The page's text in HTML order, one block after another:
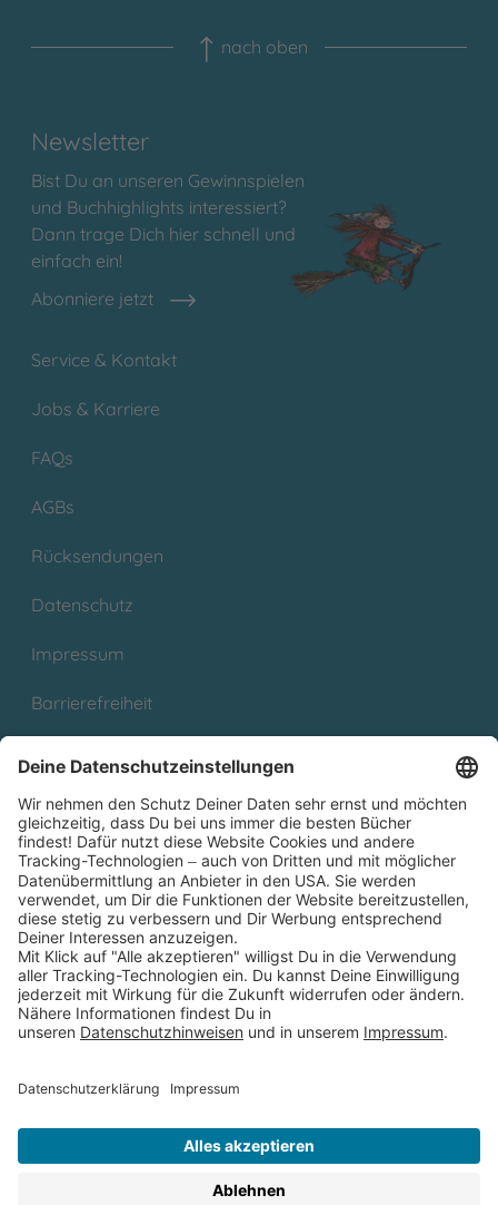
nach oben
Newsletter
Bist Du an unseren Gewinnspielen
und Buchhighlights interessiert?
Dann trage Dich hier schnell und
einfach ein!
Abonniere jetzt
Service & Kontakt
Jobs & Karriere
FAQs
AGBs
Rücksendungen
Datenschutz
Impressum
Barrierefreiheit
Partnerprogramm (Affiliate)
Folge uns auf
* Versandkostenfrei ab 9,00 € Bestellwert innerhalb
Deutschlands
** Lieferzeit 1-3 Werktage innerhalb Deutschlands
Thienemann-Esslinger Verlag GmbH, Blumenstraße 36, D-70182